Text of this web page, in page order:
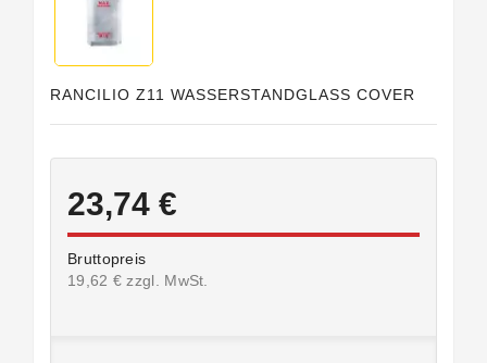
RANCILIO Z11 WASSERSTANDGLASS COVER
23,74 €
Bruttopreis
19,62 € zzgl. MwSt.